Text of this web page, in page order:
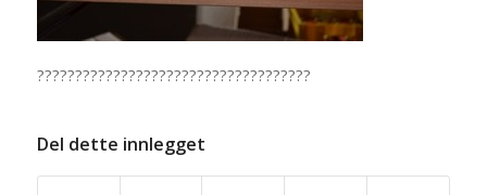
????????????????????????????????????
Del dette innlegget